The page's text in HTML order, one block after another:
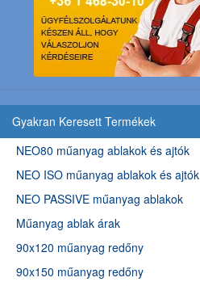
Gyakran Keresett Termékek
NEO80 műanyag ablakok és ajtók
NEO ISO műanyag ablakok és ajtók
NEO PASSIVE műanyag ablakok
Műanyag ablak árak
90x120 műanyag redőny
90x150 műanyag redőny